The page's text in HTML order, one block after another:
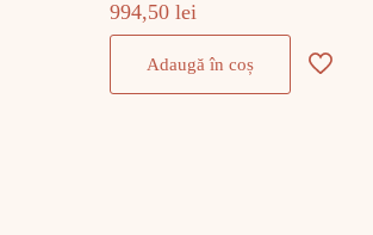
994,50lei
Adaugă în coș